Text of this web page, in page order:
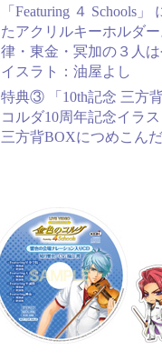
「Featuring ４ Schools
たアクリルキーホルダ
律・東金・冥加の３人
イスラト：油屋よし
特典③ 「10th記念 三方
コルダ10周年記念イラ
三方背BOXにつめこん